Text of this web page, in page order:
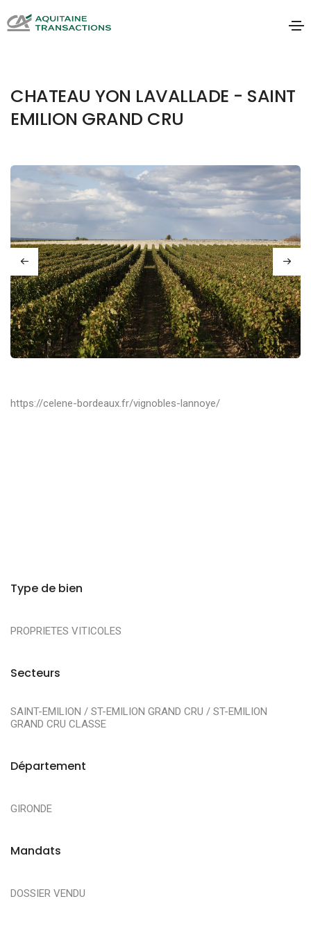
CHATEAU YON LAVALLADE - SAINT
EMILION GRAND CRU
https://celene-bordeaux.fr/vignobles-lannoye/
Type de bien
PROPRIETES VITICOLES
Secteurs
SAINT-EMILION / ST-EMILION GRAND CRU / ST-EMILION
GRAND CRU CLASSE
Département
GIRONDE
Mandats
DOSSIER VENDU